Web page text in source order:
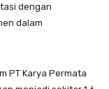
dengan
dalam
PT Karya Permata